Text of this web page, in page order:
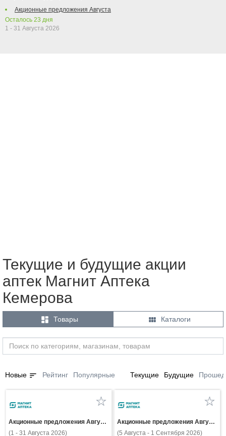
Акционные предложения Августа
Осталось 23 дня
1 - 31 Августа 2026
Текущие и будущие акции
аптек Магнит Аптека
Кемерова
 Товары  Каталоги
Новые sort Рейтинг Популярные Текущие Будущие
Акционные предложения Августа
(1 - 31 Августа 2026)
Акционные предложения Августа
(5 Августа - 1 Сентября 2026)